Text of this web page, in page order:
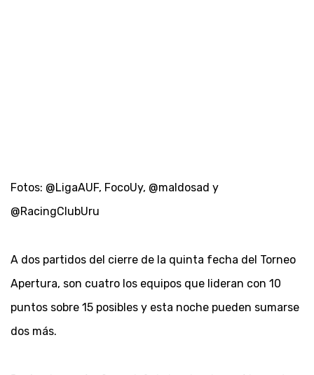
Fotos: @LigaAUF, FocoUy, @maldosad y
@RacingClubUru
A dos partidos del cierre de la quinta fecha del Torneo
Apertura, son cuatro los equipos que lideran con 10
puntos sobre 15 posibles y esta noche pueden sumarse
dos más.